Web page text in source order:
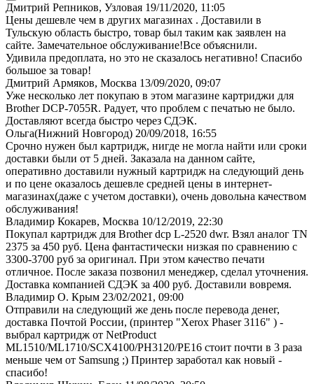
Дмитрий Репников, Узловая 19/11/2020, 11:05
Цены дешевле чем в других магазинах . Доставили в
Тульскую область быстро, товар был таким как заявлен на
сайте. Замечательное обслуживание!Все объяснили.
Удивила предоплата, но это не сказалось негативно! Спасибо
большое за товар!
Дмитрий Армяков, Москва 13/09/2020, 09:07
Уже несколько лет покупаю в этом магазине картриджи для
Brother DCP-7055R. Радует, что проблем с печатью не было.
Доставляют всегда быстро через СДЭК.
Ольга(Нижний Новгород) 20/09/2018, 16:55
Срочно нужен был картридж, нигде не могла найти или сроки
доставки были от 5 дней. Заказала на данном сайте,
оперативно доставили нужный картридж на следующий день
и по цене оказалось дешевле средней цены в интернет-
магазинах(даже с учетом доставки), очень довольна качеством
обслуживания!
Владимир Кокарев, Москва 10/12/2019, 22:30
Покупал картридж для Brother dcp L-2520 dwr. Взял аналог TN
2375 за 450 руб. Цена фантастически низкая по сравнению с
3300-3700 руб за оригинал. При этом качество печати
отличное. После заказа позвонил менеджер, сделал уточнения.
Доставка компанией СДЭК за 400 руб. Доставили вовремя.
Владимир О. Крым 23/02/2021, 09:00
Отправили на следующий же день после перевода денег,
доставка Почтой России, (принтер "Xerox Phaser 3116" ) -
выбрал картридж от NetProduct
ML1510/ML1710/SCX4100/PH3120/PE16 стоит почти в 3 раза
меньше чем от Samsung ;) Принтер заработал как новый -
спасибо!